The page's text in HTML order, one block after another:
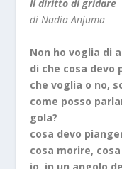
Il diritto di gridare
di Nadia Anjuma
Non ho voglia di
di che cosa devo
che voglia o no,
come posso
gola?
cosa devo
cosa morire,